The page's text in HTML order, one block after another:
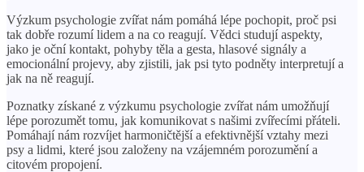
Výzkum psychologie zvířat nám pomáhá lépe pochopit, proč psi
tak dobře rozumí lidem a na co reagují. Vědci studují aspekty,
jako je oční kontakt, pohyby těla a gesta, hlasové signály a
emocionální projevy, aby zjistili, jak psi tyto podněty interpretují a
jak na ně reagují.
Poznatky získané z výzkumu psychologie zvířat nám umožňují
lépe porozumět tomu, jak komunikovat s našimi zvířecími přáteli.
Pomáhají nám rozvíjet harmoničtější a efektivnější vztahy mezi
psy a lidmi, které jsou založeny na vzájemném porozumění a
citovém propojení.